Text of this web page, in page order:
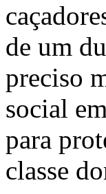
de um
preciso
social
para
classe